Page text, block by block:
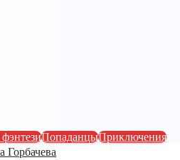
ПопаданцыПриключения
Горбачева